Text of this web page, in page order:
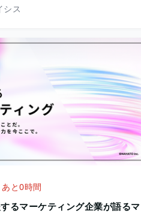
シス
あと0時間
るマーケティング企業が語るマ